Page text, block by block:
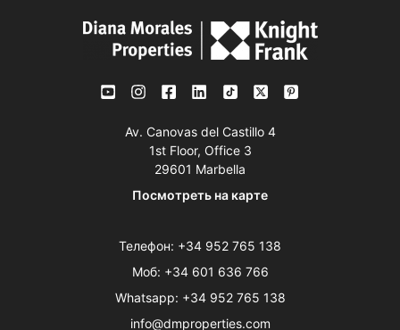
Av. Canovas del Castillo 4
1st Floor, Office 3
29601 Marbella
Посмотреть на карте
Телефон: +34 952 765 138
Моб: +34 601 636 766
Whatsapp: +34 952 765 138
info@dmproperties.com